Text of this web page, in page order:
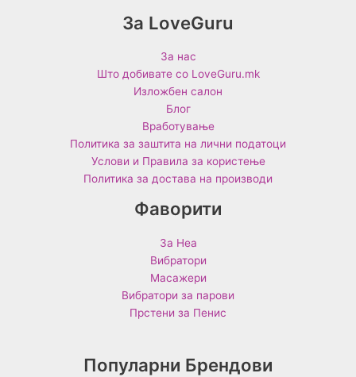
За LoveGuru
За нас
Што добивате со LoveGuru.mk
Изложбен салон
Блог
Вработување
Политика за заштита на лични податоци
Услови и Правила за користење
Политика за достава на производи
Фаворити
За Неа
Вибратори
Масажери
Вибратори за парови
Прстени за Пенис
Популарни Брендови